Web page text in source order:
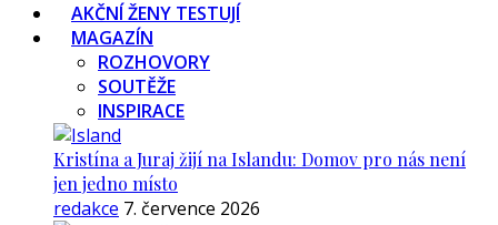
AKČNÍ ŽENY TESTUJÍ
MAGAZÍN
ROZHOVORY
SOUTĚŽE
INSPIRACE
Kristína a Juraj žijí na Islandu: Domov pro nás není
jen jedno místo
redakce 7. července 2026